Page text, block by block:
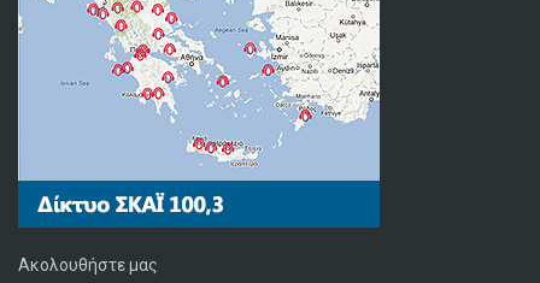
Ακολουθήστε μας